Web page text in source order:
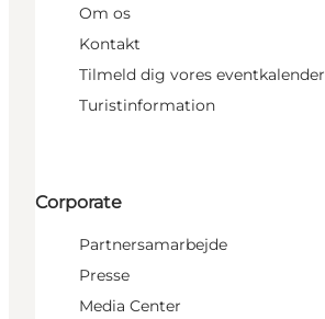
Om os
Kontakt
Tilmeld dig vores eventkalender
Turistinformation
Corporate
Partnersamarbejde
Presse
Media Center